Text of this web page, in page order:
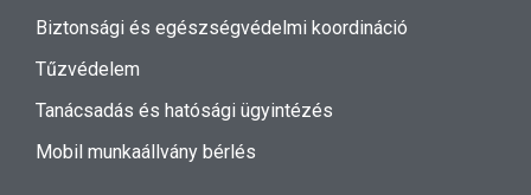
Biztonsági és egészségvédelmi koordináció
Tűzvédelem
Tanácsadás és hatósági ügyintézés
Mobil munkaállvány bérlés